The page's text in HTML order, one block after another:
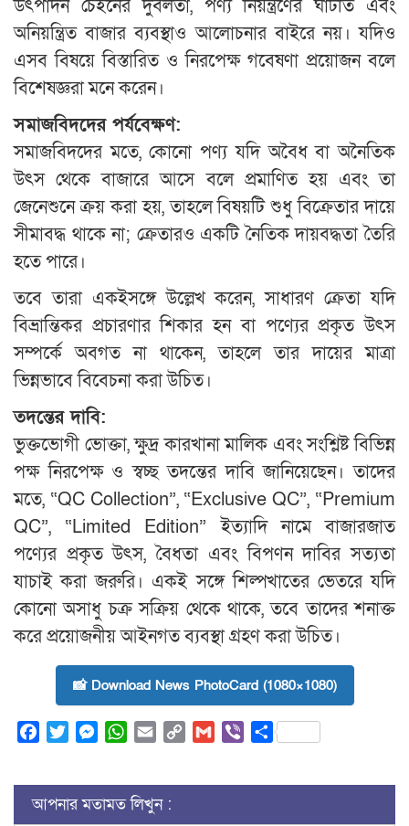
উৎপাদন চেইনের দুর্বলতা, পণ্য নিয়ন্ত্রণের ঘাটতি এবং
অনিয়ন্ত্রিত বাজার ব্যবস্থাও আলোচনার বাইরে নয়। যদিও
এসব বিষয়ে বিস্তারিত ও নিরপেক্ষ গবেষণা প্রয়োজন বলে
বিশেষজ্ঞরা মনে করেন।
সমাজবিদদের পর্যবেক্ষণ:
সমাজবিদদের মতে, কোনো পণ্য যদি অবৈধ বা অনৈতিক
উৎস থেকে বাজারে আসে বলে প্রমাণিত হয় এবং তা
জেনেশুনে ক্রয় করা হয়, তাহলে বিষয়টি শুধু বিক্রেতার দায়ে
সীমাবদ্ধ থাকে না; ক্রেতারও একটি নৈতিক দায়বদ্ধতা তৈরি
হতে পারে।
তবে তারা একইসঙ্গে উল্লেখ করেন, সাধারণ ক্রেতা যদি
বিভ্রান্তিকর প্রচারণার শিকার হন বা পণ্যের প্রকৃত উৎস
সম্পর্কে অবগত না থাকেন, তাহলে তার দায়ের মাত্রা
ভিন্নভাবে বিবেচনা করা উচিত।
তদন্তের দাবি:
ভুক্তভোগী ভোক্তা, ক্ষুদ্র কারখানা মালিক এবং সংশ্লিষ্ট বিভিন্ন
পক্ষ নিরপেক্ষ ও স্বচ্ছ তদন্তের দাবি জানিয়েছেন। তাদের
মতে, “QC Collection”, “Exclusive QC”, “Premium
QC”, “Limited Edition” ইত্যাদি নামে বাজারজাত
পণ্যের প্রকৃত উৎস, বৈধতা এবং বিপণন দাবির সত্যতা
যাচাই করা জরুরি। একই সঙ্গে শিল্পখাতের ভেতরে যদি
কোনো অসাধু চক্র সক্রিয় থেকে থাকে, তবে তাদের শনাক্ত
করে প্রয়োজনীয় আইনগত ব্যবস্থা গ্রহণ করা উচিত।
📸 Download News PhotoCard (1080×1080)
FacebookTwitterMessenger
WhatsApp
Email Copy
Gmail ViberShare
আপনার মতামত লিখুন :